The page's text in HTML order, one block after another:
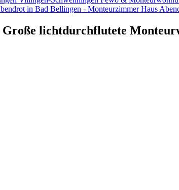
Große lichtdurchflutete